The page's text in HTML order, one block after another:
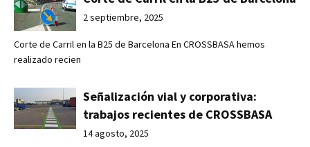
2 septiembre, 2025
Corte de Carril en la B25 de Barcelona En CROSSBASA hemos
realizado recien
Señalización vial y corporativa:
trabajos recientes de CROSSBASA
14 agosto, 2025